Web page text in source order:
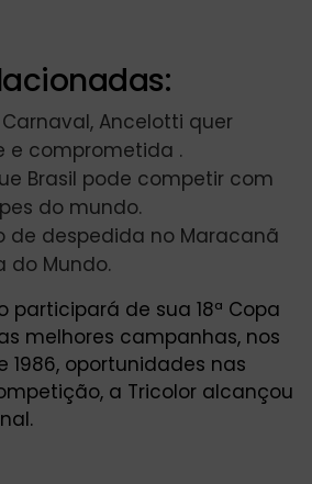
Ancelotti quer
e comprometida .
Brasil pode competir com
do mundo.
de despedida no Maracanã
do Mundo.
participará de sua 18ª Copa
melhores campanhas, nos
1986, oportunidades nas
a Tricolor alcançou